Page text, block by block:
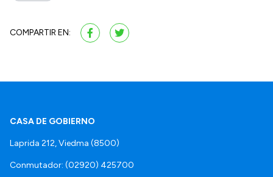
COMPARTIR EN:
CASA DE GOBIERNO
Laprida 212, Viedma (8500)
Conmutador: (02920) 425700